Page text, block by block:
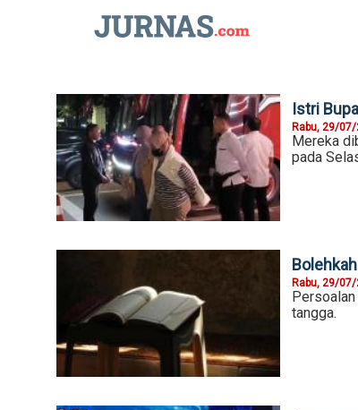
Istri
Rabu, 29/
Mereka
pada
Rabu, 29/
tangga.